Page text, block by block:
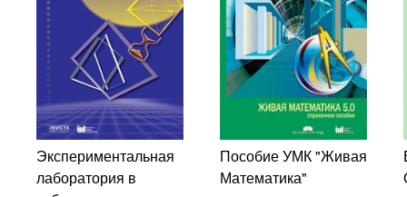
Экспериментальная
лаборатория в
Пособие УМК "Живая
Математика"